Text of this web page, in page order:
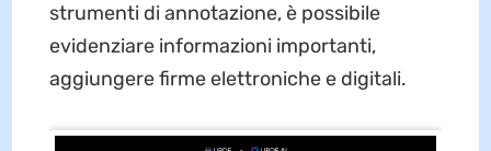
strumenti di annotazione, è possibile
evidenziare informazioni importanti,
aggiungere firme elettroniche e digitali.